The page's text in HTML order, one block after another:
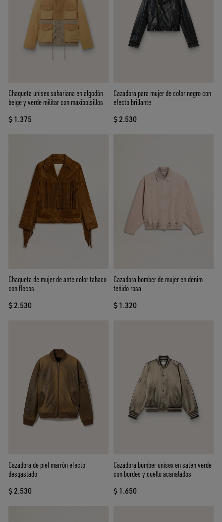
Chaqueta unisex sahariana en algodón
beige y verde militar con maxibolsillos
$ 1.375
Cazadora para mujer de color negro con
efecto brillante
$ 2.530
Chaqueta de mujer de ante color tabaco
con flecos
$ 2.530
Cazadora bomber de mujer en denim
teñido rosa
$ 1.320
Cazadora de piel marrón efecto
desgastado
$ 2.530
Cazadora bomber unisex en satén verde
con bordes y cuello acanalados
$ 1.650